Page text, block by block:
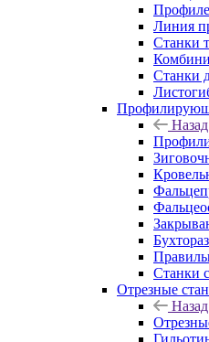
Линия
Станки
Станки
Назад
Станки
Отрезные
Назад